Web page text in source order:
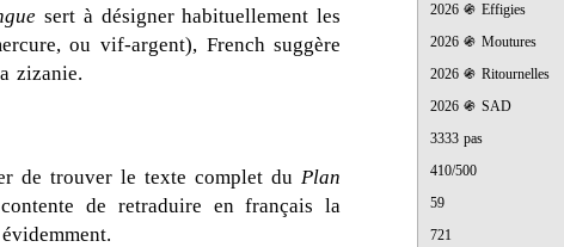
2026 ֍ Effigies
2026 ֍ Moutures
2026 ֍ Ritournelles
2026 ֍ SAD
3333 pas
410/500
59
721
sert à désigner habituellement les
ou vif-argent), French suggère
zizanie.
de trouver le texte complet duPlan
de retraduire en français la